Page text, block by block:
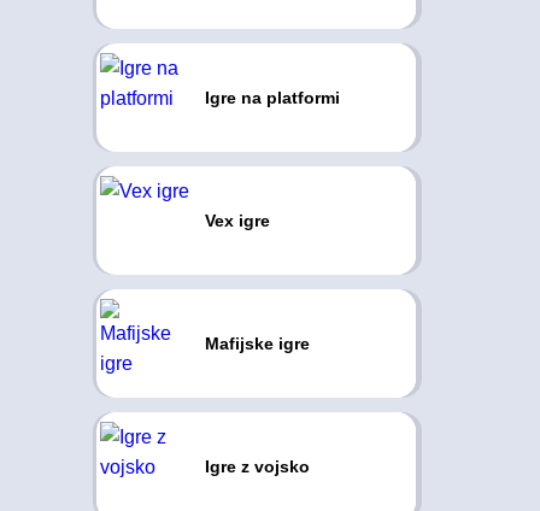
Igre na platformi
Vex igre
Mafijske igre
Igre z vojsko